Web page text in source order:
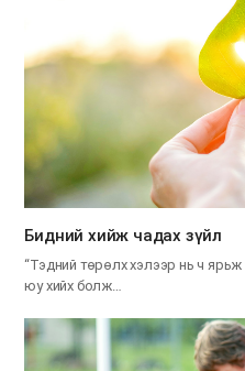
​Бидний хийж чадах зүйл
“Тэдний төрөлх хэлээр нь ч
юу хийх болж…